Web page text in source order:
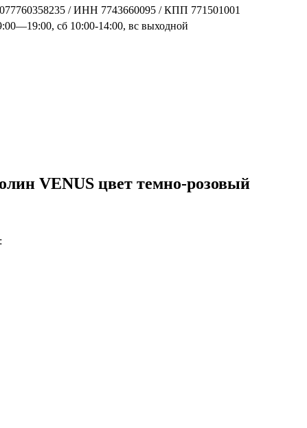
/ ИНН 7743660095 / КПП 771501001
сб 10:00-14:00, вс выходной
VENUS цвет темно-розовый